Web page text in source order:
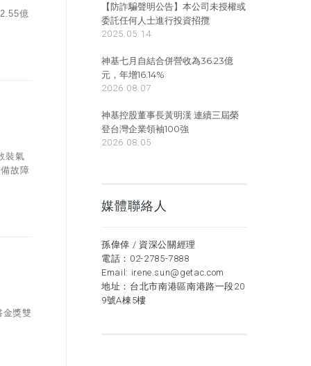
億
裝氣
故障
金獎雙
【防詐騙聲明公告】本公司未授權或
委託任何人士進行投資招攬
2025.05.14
神基七月自結合併營收為36.23億
元，年增16.14%
2026.08.07
神基控股董事長黃明漢 連續三屆榮
登台灣企業領袖100強
2026.08.05
媒體聯絡人
孫偉倖 / 資深公關經理
電話： 02-2785-7888
Email: irene.sun@getac.com
地址：台北市南港區南港路一段20
9號A棟5樓